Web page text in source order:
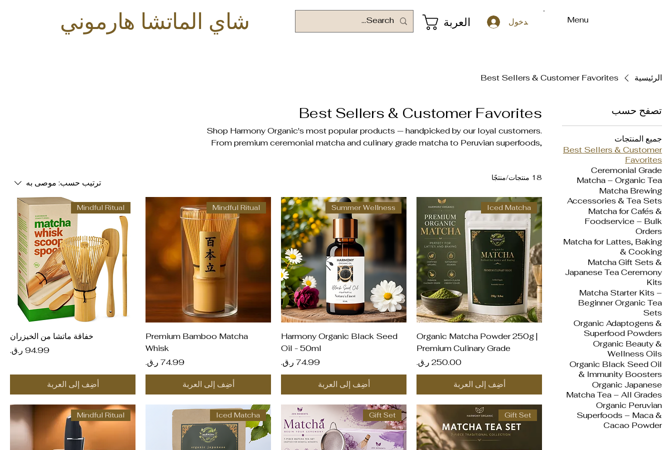
شاي الماتشا هارموني العربة تسجيل الدخول Menu
الرئيسية Best Sellers & Customer Favorites
تصفح حسب
جميع المنتجات
Best Sellers & Customer
Favorites
Ceremonial Grade
Matcha – Organic Tea
Matcha Brewing
Accessories & Tea Sets
Matcha for Cafés &
Foodservice – Bulk
Orders
Matcha for Lattes, Baking
& Cooking
Matcha Gift Sets &
Japanese Tea Ceremony
Kits
Matcha Starter Kits –
Beginner Organic Tea
Sets
Organic Adaptogens &
Superfood Powders
Organic Beauty &
Wellness Oils
Organic Black Seed Oil
& Immunity Boosters
Organic Japanese
Matcha Tea – All Grades
Organic Peruvian
Superfoods – Maca &
Cacao Powder
Best Sellers & Customer Favorites
Shop Harmony Organic's most popular products — handpicked by our loyal customers.
From premium ceremonial matcha and culinary grade matcha to Peruvian superfoods,
Matcha Tea is Qatar's leading organic wellness brand.
18 منتجات/منتجًا ترتيب حسب: موصى به
العرض السريع
Iced Matcha
Organic Matcha Powder 250g |
Premium Culinary Grade
السعر
أضِف إلى العربة
العرض السريع
Summer Wellness
Harmony Organic Black Seed
Oil - 50ml
السعر
أضِف إلى العربة
العرض السريع
Mindful Ritual
Premium Bamboo Matcha
Whisk
السعر
أضِف إلى العربة
العرض السريع
Mindful Ritual
خفاقة ماتشا من الخيزران
السعر
أضِف إلى العربة
Gift Set
Gift Set
Iced Matcha
Mindful Ritual